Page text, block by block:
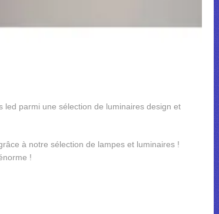
led parmi une sélection de luminaires design et
à notre sélection de lampes et luminaires !
!